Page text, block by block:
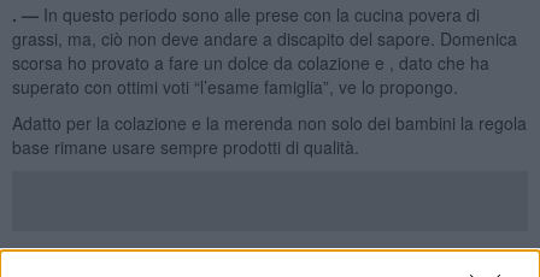
. — In questo periodo sono alle prese con la cucina povera di
grassi, ma, ciò non deve andare a discapito del sapore. Domenica
scorsa ho provato a fare un dolce da colazione e , dato che ha
superato con ottimi voti “l’esame famiglia”, ve lo propongo.
Adatto per la colazione e la merenda non solo dei bambini la regola
base rimane usare sempre prodotti di qualità.
DOLCE COCCO